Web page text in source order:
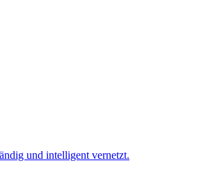
und intelligent vernetzt.